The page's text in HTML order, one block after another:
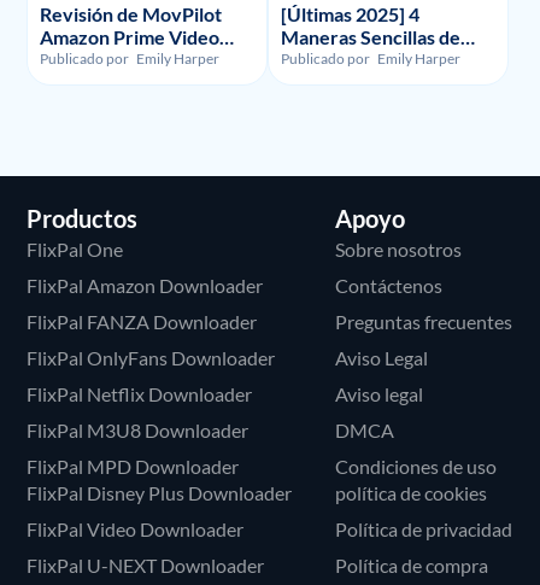
Revisión de MovPilot
Amazon Prime Video
Downloader - Ilegalidad,
Uso y Precio
Publicado por Emily Harper
[Últimas 2025] 4
Maneras Sencillas de
Grabar la Pantalla en
HBO Max
Publicado por Emily Harper
Productos
FlixPal One
FlixPal Amazon Downloader
FlixPal FANZA Downloader
FlixPal OnlyFans Downloader
FlixPal Netflix Downloader
FlixPal M3U8 Downloader
FlixPal MPD Downloader
FlixPal Disney Plus Downloader
FlixPal Video Downloader
FlixPal U-NEXT Downloader
Apoyo
Sobre nosotros
Contáctenos
Preguntas frecuentes
Aviso Legal
Aviso legal
DMCA
Condiciones de uso
política de cookies
Política de privacidad
Política de compra